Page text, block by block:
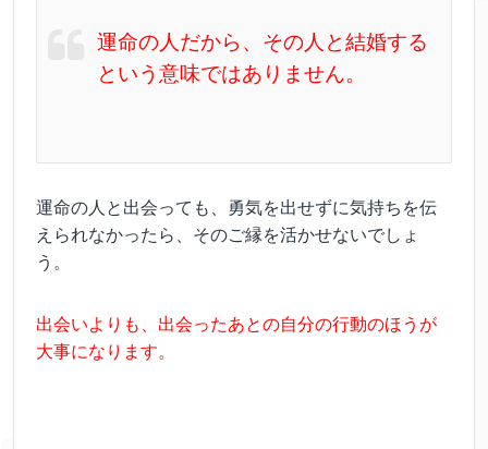
運命の人だから、その人と結婚する
という意味ではありません。
運命の人と出会っても、勇気を出せずに気持ちを伝
えられなかったら、そのご縁を活かせないでしょ
う。
出会いよりも、出会ったあとの自分の行動のほうが
大事になります。